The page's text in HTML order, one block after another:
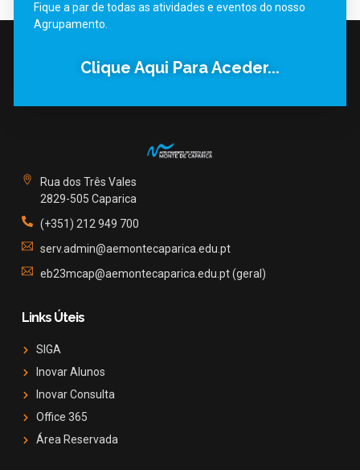
Fique a par de todas as atividades e eventos do nosso
Agrupamento.
Clique Aqui Para Aceder...
Rua dos Três Vales
2829-505 Caparica
(+351) 212 949 700
serv.admin@aemontecaparica.edu.pt
eb23mcap@aemontecaparica.edu.pt (geral)
Links Úteis
SIGA
Inovar Alunos
Inovar Consulta
Office 365
Área Reservada